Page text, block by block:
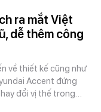
ra mắt Việt
dễ thêm công
về thiết kế cũng như
Accent đứng
đổi vị thế trong…